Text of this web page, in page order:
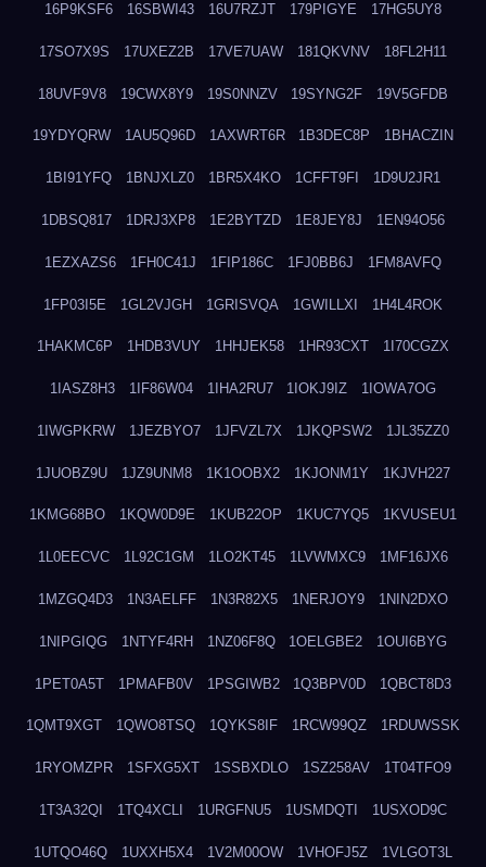
16P9KSF6 16SBWI43 16U7RZJT 179PIGYE 17HG5UY8
17SO7X9S 17UXEZ2B 17VE7UAW 181QKVNV 18FL2H11
18UVF9V8 19CWX8Y9 19S0NNZV 19SYNG2F 19V5GFDB
19YDYQRW 1AU5Q96D 1AXWRT6R 1B3DEC8P 1BHACZIN
1BI91YFQ 1BNJXLZ0 1BR5X4KO 1CFFT9FI 1D9U2JR1
1DBSQ817 1DRJ3XP8 1E2BYTZD 1E8JEY8J 1EN94O56
1EZXAZS6 1FH0C41J 1FIP186C 1FJ0BB6J 1FM8AVFQ
1FP03I5E 1GL2VJGH 1GRISVQA 1GWILLXI 1H4L4ROK
1HAKMC6P 1HDB3VUY 1HHJEK58 1HR93CXT 1I70CGZX
1IASZ8H3 1IF86W04 1IHA2RU7 1IOKJ9IZ 1IOWA7OG
1IWGPKRW 1JEZBYO7 1JFVZL7X 1JKQPSW2 1JL35ZZ0
1JUOBZ9U 1JZ9UNM8 1K1OOBX2 1KJONM1Y 1KJVH227
1KMG68BO 1KQW0D9E 1KUB22OP 1KUC7YQ5 1KVUSEU1
1L0EECVC 1L92C1GM 1LO2KT45 1LVWMXC9 1MF16JX6
1MZGQ4D3 1N3AELFF 1N3R82X5 1NERJOY9 1NIN2DXO
1NIPGIQG 1NTYF4RH 1NZ06F8Q 1OELGBE2 1OUI6BYG
1PET0A5T 1PMAFB0V 1PSGIWB2 1Q3BPV0D 1QBCT8D3
1QMT9XGT 1QWO8TSQ 1QYKS8IF 1RCW99QZ 1RDUWSSK
1RYOMZPR 1SFXG5XT 1SSBXDLO 1SZ258AV 1T04TFO9
1T3A32QI 1TQ4XCLI 1URGFNU5 1USMDQTI 1USXOD9C
1UTQO46Q 1UXXH5X4 1V2M00OW 1VHOFJ5Z 1VLGOT3L